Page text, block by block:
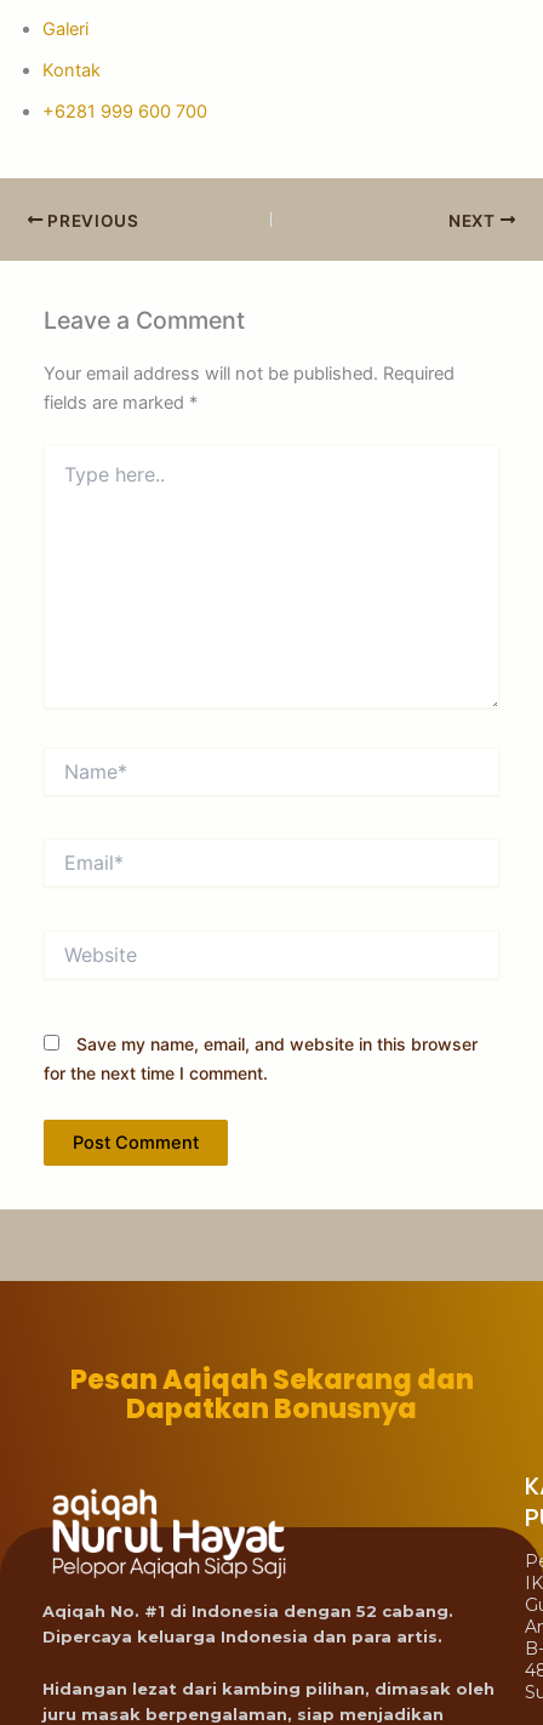
Galeri
Kontak
+6281 999 600 700
PREVIOUS NEXT
Leave a Comment
Your email address will not be published. Required
fields are marked *
here..
Save my name, email, and website in this browser
for the next time I comment.
Pesan Aqiqah Sekarang dan
Dapatkan Bonusnya
Aqiqah No. #1 di Indonesia dengan 52 cabang.
Dipercaya keluarga Indonesia dan para artis.
Hidangan lezat dari kambing pilihan, dimasak oleh
juru masak berpengalaman, siap menjadikan
B-